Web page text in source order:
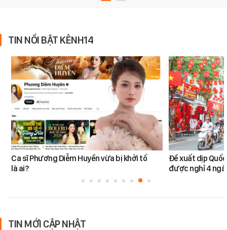
TIN NỔI BẬT KÊNH14
Ca sĩ Phương Diễm Huyền vừa bị khởi tố
là ai?
Đề xuất dịp
được nghỉ 4
TIN MỚI CẬP NHẬT